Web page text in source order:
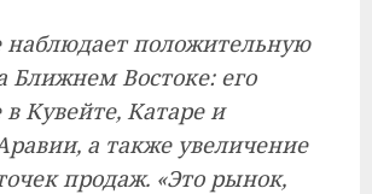
наблюдает положительную
Ближнем Востоке: его
в Кувейте, Катаре и
а также увеличение
продаж. «Это рынок,